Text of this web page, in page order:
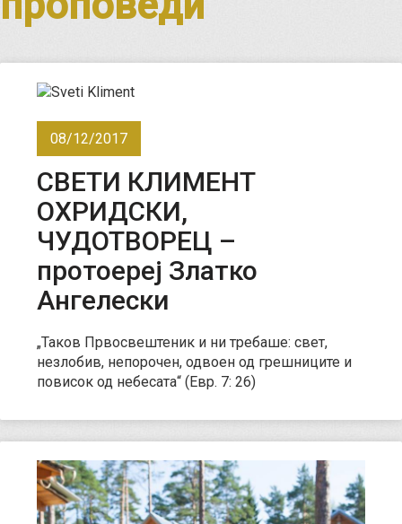
08/12/2017
СВЕТИ КЛИМЕНТ
ОХРИДСКИ,
ЧУДОТВОРЕЦ –
протоереј Златко
Ангелески
„Таков Првосвештеник и ни требаше: свет,
незлобив, непорочен, одвоен од грешниците и
повисок од небесата“ (Евр. 7: 26)